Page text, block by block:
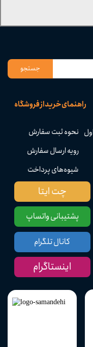
راهنمای خرید از فروشگاه
نحوه ثبت سفارش
رویه ارسال سفارش
شیوه‌های پرداخت
جستجو
پشتیبانی واتساپ
چت ایتا
کانال تلگرام
اینستاگرام